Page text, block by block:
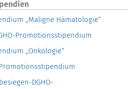
„Maligne Hämatologie“
Promotionsstipendium
„Onkologie“
DGHO-